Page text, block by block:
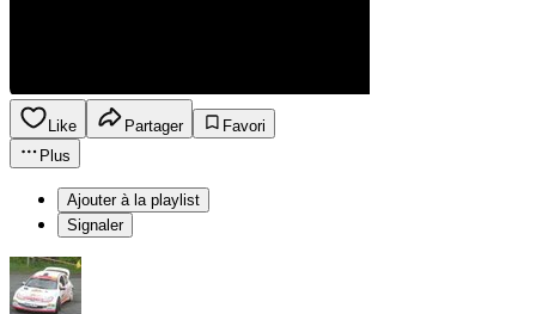
Like Partager
Favori
Plus
Ajouter à la playlist
Signaler